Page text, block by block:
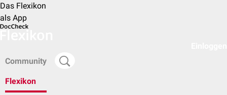
Das Flexikon
als App
Community
Flexikon